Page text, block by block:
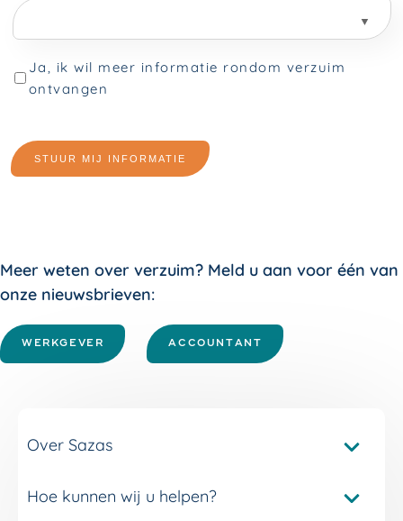
Meer weten over verzuim? Meld u aan voor één van
onze nieuwsbrieven:
WERKGEVER ACCOUNTANT
Over Sazas
Pakketvergelijker Sazas
Hoe kunnen wij u helpen?